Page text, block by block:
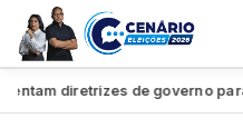
diretrizes de governo para